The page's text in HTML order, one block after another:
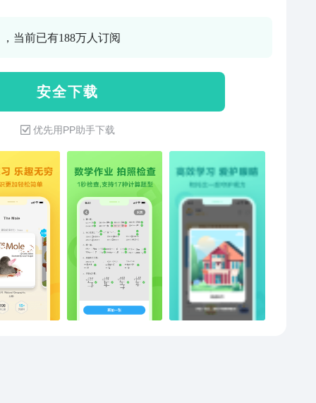
做，我的学习我做主 完成练习立刻了解练习情况，不
的成就看得见 练习做得好不好，老师来点评 努力学
真练习，取得好成就 4. 科学护眼：合理使用电子产
方位养成良好习惯 定时护眼提示，休息眼睛、远眺放
模式、规范模式，进一步保护视力健康 老师推荐建议
家长也能自主控 如果你在使用的过程中，有任何问
以联系我们哦。 官网地址：
download/17studentapp 联系方式：400-
当前已有188万人订阅
安 全 下 载
优先用PP助手下载